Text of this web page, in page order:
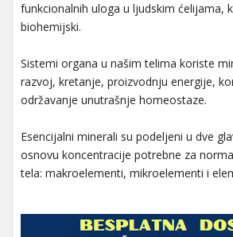
funkcionalnih uloga u ljudskim ćelijama,
biohemijski.
Sistemi organa u našim telima koriste
razvoj, kretanje, proizvodnju energije,
održavanje unutrašnje homeostaze.
Esencijalni minerali su podeljeni u dve
osnovu koncentracije potrebne za
tela: makroelementi, mikroelementi i